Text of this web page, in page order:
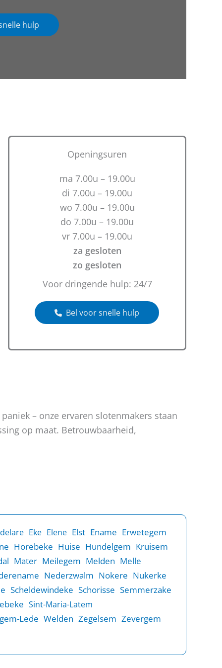
hulp
Openingsuren
ma 7.00u – 19.00u
di 7.00u – 19.00u
wo 7.00u – 19.00u
do 7.00u – 19.00u
vr 7.00u – 19.00u
za gesloten
zo gesloten
Voor dringende hulp: 24/7
Bel voor snelle hulp
– onze ervaren slotenmakers staan
op maat. Betrouwbaarheid,
Eke Elene Elst Ename Erwetegem
Horebeke Huise Hundelgem Kruisem
Mater Meilegem Melden Melle
Nederzwalm Nokere Nukerke
Scheldewindeke Schorisse Semmerzake
Sint-Maria-Latem
Lede Welden Zegelsem Zevergem